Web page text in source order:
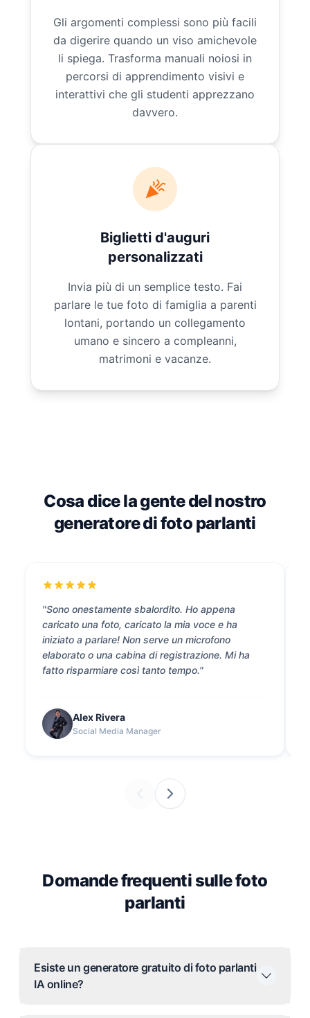
Gli argomenti complessi sono più facili
da digerire quando un viso amichevole
li spiega. Trasforma manuali noiosi in
percorsi di apprendimento visivi e
interattivi che gli studenti apprezzano
davvero.
Biglietti d'auguri
personalizzati
Invia più di un semplice testo. Fai
parlare le tue foto di famiglia a parenti
lontani, portando un collegamento
umano e sincero a compleanni,
matrimoni e vacanze.
Cosa dice la gente del nostro
generatore di foto parlanti
"Sono onestamente sbalordito. Ho appena
caricato una foto, caricato la mia voce e ha
iniziato a parlare! Non serve un microfono
elaborato o una cabina di registrazione. Mi ha
fatto risparmiare così tanto tempo."
Alex Rivera
Social Media Manager
Domande frequenti sulle foto
parlanti
Esiste un generatore gratuito di foto parlanti
IA online?